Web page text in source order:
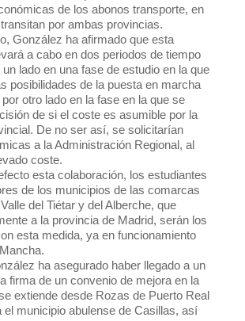
de los abonos transporte, en
por ambas provincias.
González ha afirmado que esta
a cabo en dos periodos de tiempo
lado en una fase de estudio en la que
posibilidades de la puesta en marcha
otro lado en la fase en la que se
de si el coste es asumible por la
De no ser así, se solicitarían
a la Administración Regional, al
coste.
esta colaboración, los estudiantes
de los municipios de las comarcas
del Tiétar y del Alberche, que
a la provincia de Madrid, serán los
esta medida, ya en funcionamiento
ha asegurado haber llegado a un
firma de un convenio de mejora en la
extiende desde Rozas de Puerto Real
el municipio abulense de Casillas, así